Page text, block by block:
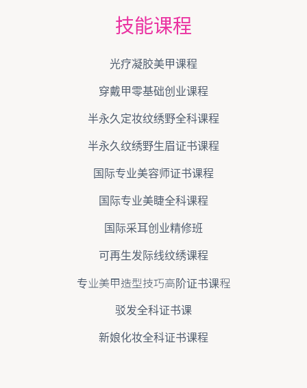
技能课程
光疗凝胶美甲课程
穿戴甲零基础创业课程
半永久定妆纹绣野全科课程
半永久纹绣野生眉证书课程
国际专业美容师证书课程
国际专业美睫全科课程
国际采耳创业精修班
可再生发际线纹绣课程
专业美甲造型技巧高阶证书课程
驳发全科证书课
新娘化妆全科证书课程